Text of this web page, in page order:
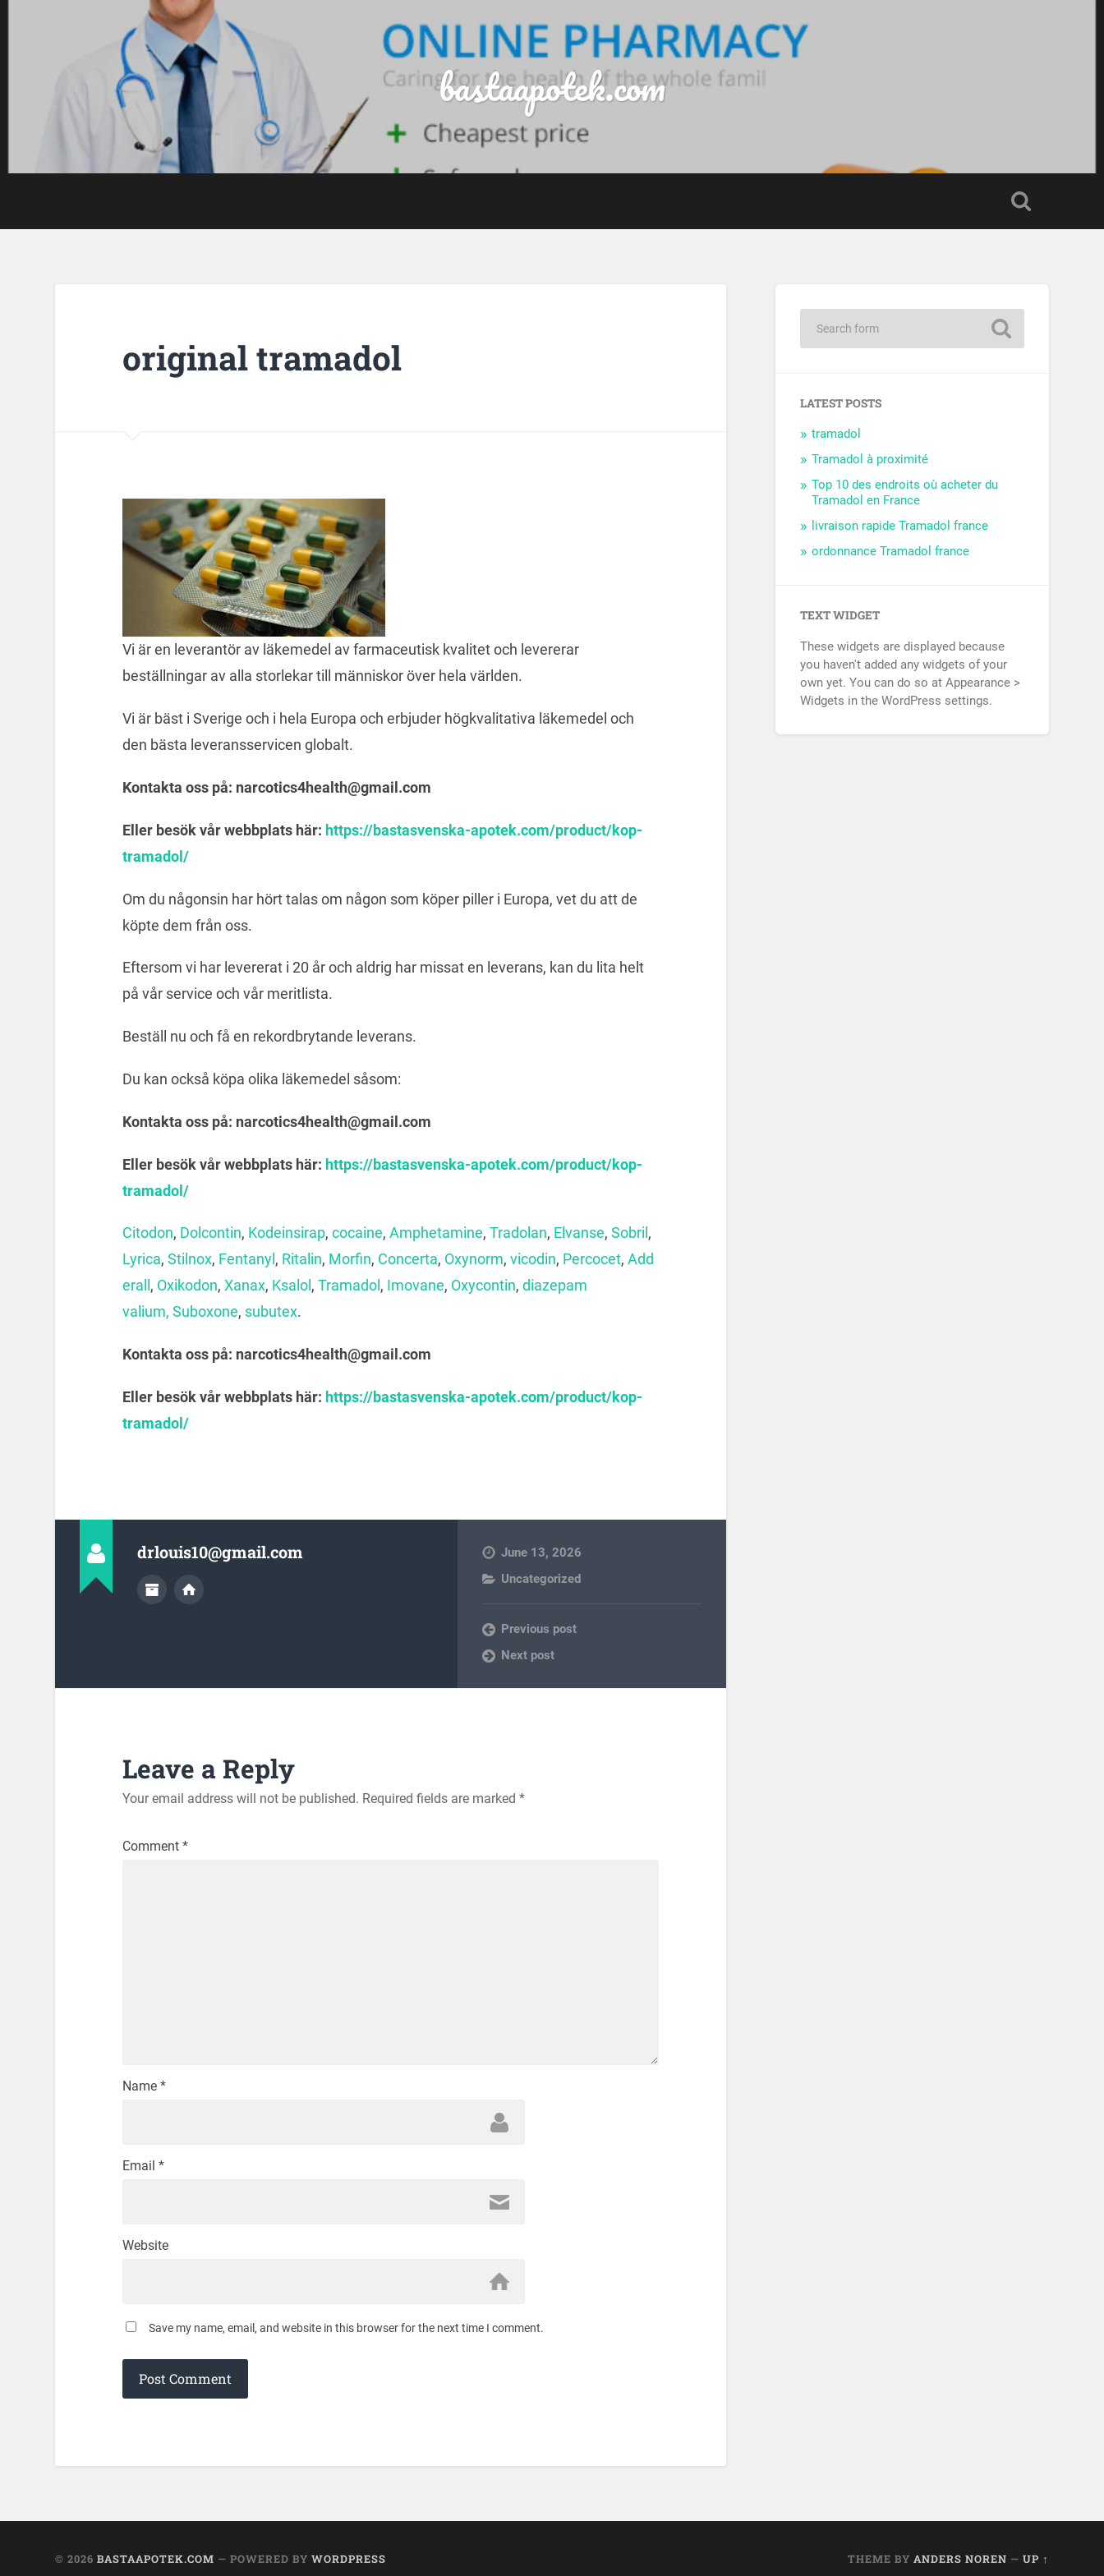
bastaapotek.com
original tramadol
Vi är en leverantör av läkemedel av farmaceutisk kvalitet och levererar
beställningar av alla storlekar till människor över hela världen.
Vi är bäst i Sverige och i hela Europa och erbjuder högkvalitativa läkemedel och
den bästa leveransservicen globalt.
Kontakta oss på: narcotics4health@gmail.com
Eller besök vår webbplats här: https://bastasvenska-apotek.com/product/kop-
tramadol/
Om du någonsin har hört talas om någon som köper piller i Europa, vet du att de
köpte dem från oss.
Eftersom vi har levererat i 20 år och aldrig har missat en leverans, kan du lita helt
på vår service och vår meritlista.
Beställ nu och få en rekordbrytande leverans.
Du kan också köpa olika läkemedel såsom:
Kontakta oss på: narcotics4health@gmail.com
Eller besök vår webbplats här: https://bastasvenska-apotek.com/product/kop-
tramadol/
Citodon, Dolcontin, Kodeinsirap, cocaine, Amphetamine, Tradolan, Elvanse, Sobril ,
Lyrica, Stilnox, Fentanyl , Ritalin, Morfin, Concerta, Oxynorm, vicodin, Percocet, Add
erall , Oxikodon, Xanax, Ksalol , Tramadol , Imovane, Oxycontin, diazepam
valium, Suboxone, subutex.
Kontakta oss på: narcotics4health@gmail.com
Eller besök vår webbplats här: https://bastasvenska-apotek.com/product/kop-
tramadol/
drlouis10@gmail.com
June 13, 2026
Uncategorized
Previous post
Next post
Leave a Reply
Your email address will not be published. Required fields are marked *
Comment *
Name *
Email *
Website
Save my name, email, and website in this browser for the next time I comment.
LATEST POSTS
tramadol
Tramadol à proximité
Top 10 des endroits où acheter du
Tramadol en France
livraison rapide Tramadol france
ordonnance Tramadol france
TEXT WIDGET
These widgets are displayed because
you haven't added any widgets of your
own yet. You can do so at Appearance >
Widgets in the WordPress settings.
© 2026BASTAAPOTEK.COM — POWERED BYWORDPRESS THEME BY ANDERS NOREN — UP ↑